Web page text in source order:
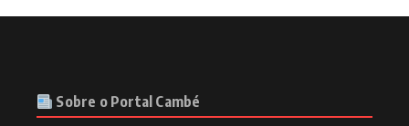
Sobre o Portal Cambé